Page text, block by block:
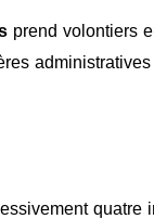
prend volontiers
quatre